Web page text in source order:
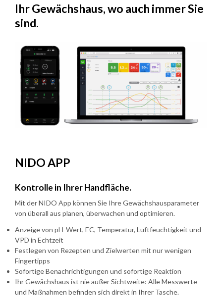
Ihr Gewächshaus, wo auch immer Sie
sind.
NIDO APP
Kontrolle in Ihrer Handfläche.
Mit der NIDO App können Sie Ihre Gewächshausparameter
von überall aus planen, überwachen und optimieren.
Anzeige von pH-Wert, EC, Temperatur, Luftfeuchtigkeit und
VPD in Echtzeit
Festlegen von Rezepten und Zielwerten mit nur wenigen
Fingertipps
Sofortige Benachrichtigungen und sofortige Reaktion
Ihr Gewächshaus ist nie außer Sichtweite: Alle Messwerte
und Maßnahmen befinden sich direkt in Ihrer Tasche.